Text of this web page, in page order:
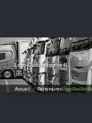
Logo-Guillot-Bourne-II
Accueil /Partenaires Logo-Guillot-